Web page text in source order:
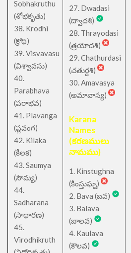
Sobhakruthu
(శోభకృతు)
38. Krodhi
(క్రోధి)
39. Visvavasu
(విశ్వావసు)
40.
Parabhava
(పరాభవ)
41. Plavanga
(ప్లవంగ)
42. Kilaka
(కీలక)
43. Saumya
(సౌమ్య)
44.
Sadharana
(సాధారణ)
45.
Virodhikruth
27. Dwadasi
(ద్వాదశి)
28. Thrayodasi
(త్రయోదశి)
29. Chathurdasi
(చతుర్దశి)
30. Amavasya
(అమావాస్య)
Karana
Names
(కరణములు
నామము)
1. Kinstughna
(కింస్తుఘ్న)
2. Bava (బవ)
3. Balava
(బాలవ)
4. Kaulava
(కౌలవ)